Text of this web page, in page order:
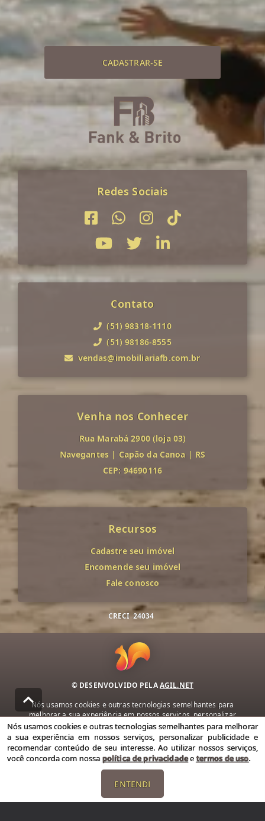
CADASTRAR-SE
Redes Sociais
Contato
(51) 98318-1110
(51) 98186-8555
vendas@imobiliariafb.com.br
Venha nos Conhecer
Rua Marabá 2900 (loja 03)
Navegantes | Capão da Canoa | RS
CEP: 94690116
Recursos
Cadastre seu imóvel
Encomende seu imóvel
Fale conosco
CRECI 24034
© DESENVOLVIDO PELAAGIL.NET
Nós usamos cookies e outras tecnologias semelhantes para
melhorar a sua experiência em nossos serviços, personalizar
publicidade e recomendar conteúdo de seu interesse. Ao utilizar
nossos serviços, você concorda com nossa política de privacidade e
termos de uso.
Política de Privacidade Termos de uso
Nós usamos cookies e outras tecnologias semelhantes para melhorar
a sua experiência em nossos serviços, personalizar publicidade e
recomendar conteúdo de seu interesse. Ao utilizar nossos serviços,
você concorda com nossa política de privacidadeetermos de uso.
ENTENDI